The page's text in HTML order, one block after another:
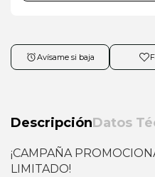
Avísame si baja
DescripciónDatos
¡CAMPAÑA
LIMITADO!